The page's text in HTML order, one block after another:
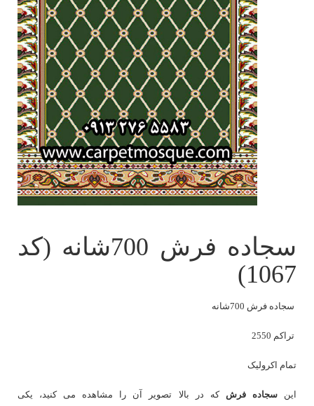
سجاده فرش 700شانه (کد
1067)
سجاده فرش 700شانه
تراکم 2550
تمام اکرولیک
اینسجاده فرش که در بالا تصویر آن را مشاهده می کنید، یکی